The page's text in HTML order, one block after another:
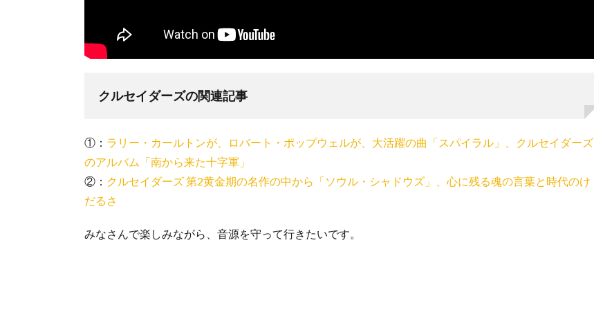
クルセイダーズの関連記事
①： ラリー・カールトンが、ロバート・ポップウェルが、大活躍の曲「スパイラル」、クルセイダーズ
のアルバム「南から来た十字軍」
②： クルセイダーズ 第2黄金期の名作の中から「ソウル・シャドウズ」、心に残る魂の言葉と時代のけ
だるさ
みなさんで楽しみながら、音源を守って行きたいです。